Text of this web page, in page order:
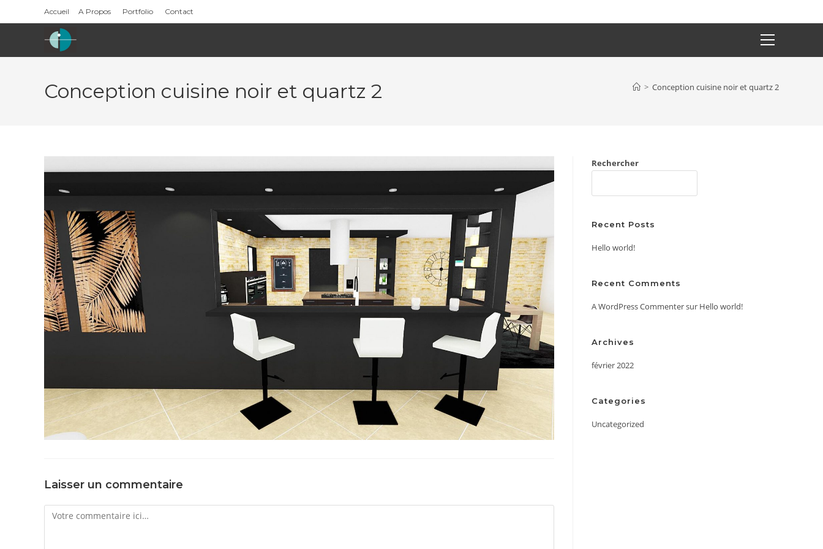
to
Accueil A Propos Portfolio Contact
Main
Conception cuisine noir et quartz 2 > Conception cuisine noir et quartz 2
Laisser un commentaire
Comment
Rechercher
Recent Posts
Hello world!
Recent Comments
A WordPress Commentersur Hello world!
Archives
février 2022
Categories
Uncategorized